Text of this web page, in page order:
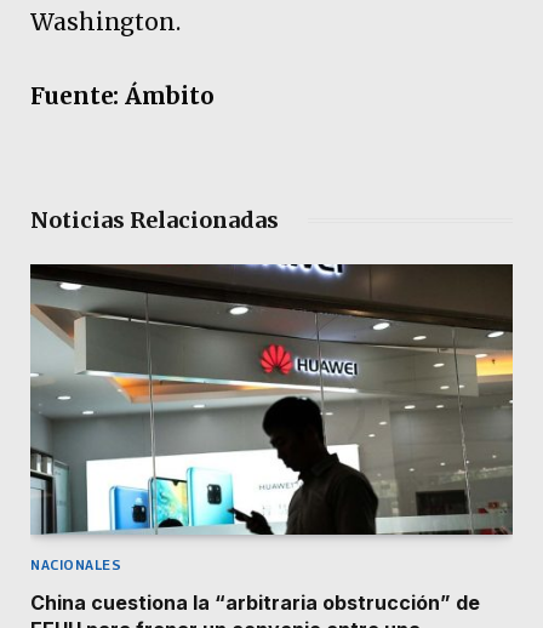
Washington.
Fuente: Ámbito
Noticias Relacionadas
NACIONALES
China cuestiona la “arbitraria obstrucción” de